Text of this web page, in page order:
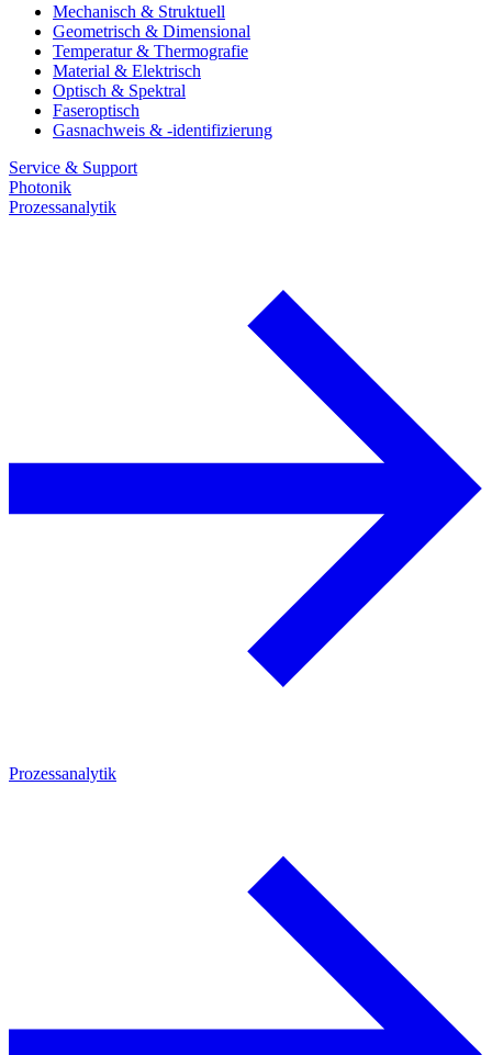
Mechanisch & Struktuell
Geometrisch & Dimensional
Temperatur & Thermografie
Material & Elektrisch
Optisch & Spektral
Faseroptisch
Gasnachweis & -identifizierung
Service & Support
Photonik
Prozessanalytik
Prozessanalytik